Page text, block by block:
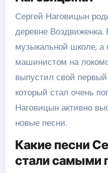
Сергей Наговицын
деревне Воздвиженка.
музыкальной школе, а
машинистом на
выпустил свой
который стал очень
Наговицын активно
новые песни.
Какие песни
стали самыми